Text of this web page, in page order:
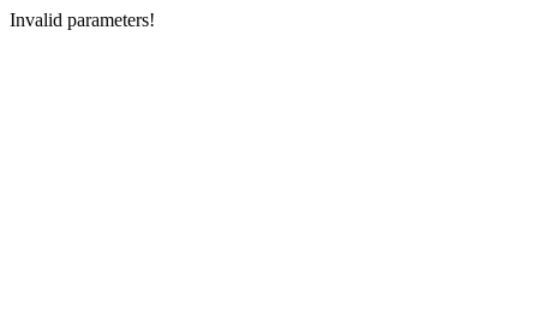
Invalid parameters!